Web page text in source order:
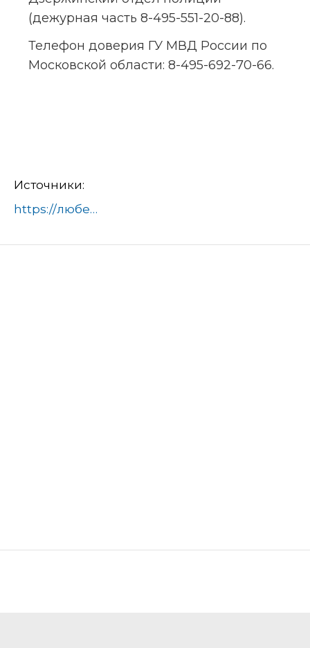
(дежурная часть 8-495-551-20-88).
Телефон доверия ГУ МВД России по
Московской области: 8-495-692-70-66.
Источники:
https://люберцы.рф/news/policeyskie-prizvali-zhiteley-lyuberec-soobshhat-mesta-prebyvaniya-inostrancev